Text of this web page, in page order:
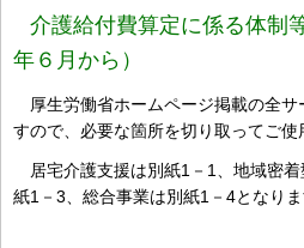
介護給付費算定に係る体制
年６月から）
厚生労働省ホームページ掲載の全サ
すので、必要な箇所を切り取ってご使
居宅介護支援は別紙1－1、地域密着
紙1－3、総合事業は別紙1－4となりま